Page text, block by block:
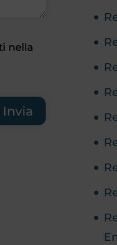
nella
Invia